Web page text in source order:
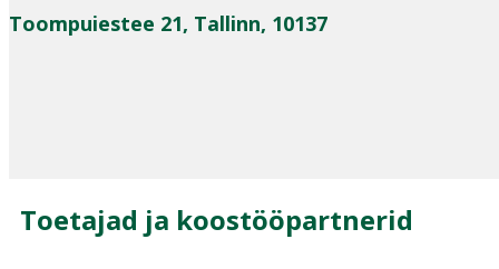
Toompuiestee 21, Tallinn, 10137
Toetajad ja koostööpartnerid